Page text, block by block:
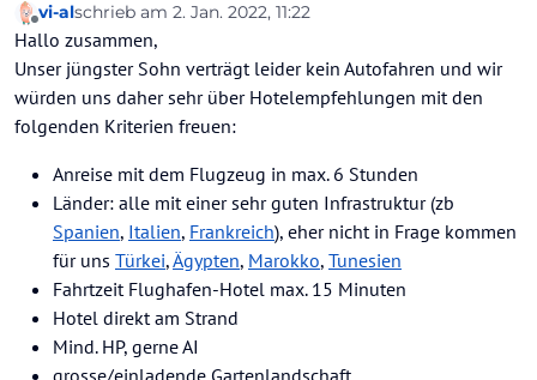
Offline
vi-alschrieb am 2. Jan. 2022, 11:22
zuletzt editiert von
Hallo zusammen,
Unser jüngster Sohn verträgt leider kein Autofahren und wir
würden uns daher sehr über Hotelempfehlungen mit den
folgenden Kriterien freuen:
Anreise mit dem Flugzeug in max. 6 Stunden
Länder: alle mit einer sehr guten Infrastruktur (zb
Spanien, Italien, Frankreich), eher nicht in Frage kommen
für uns Türkei,Ägypten, Marokko, Tunesien
Fahrtzeit Flughafen-Hotel max. 15 Minuten
Hotel direkt am Strand
Mind. HP, gerne AI